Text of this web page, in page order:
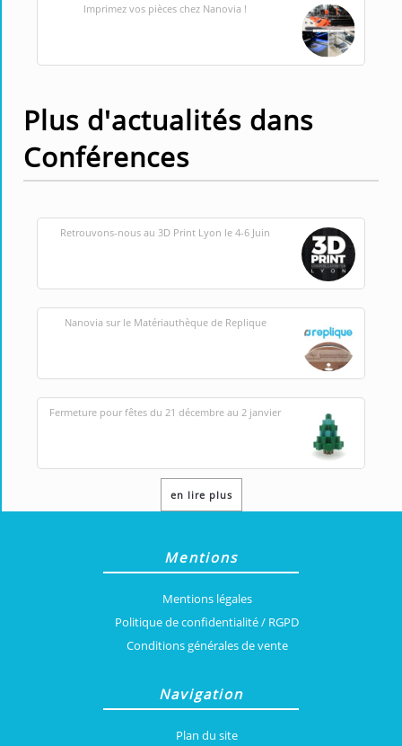
Imprimez vos pièces chez Nanovia !
Plus d'actualités dans
Conférences
Retrouvons-nous au 3D Print Lyon le 4-6 Juin
Nanovia sur le Matériauthèque de Replique
Fermeture pour fêtes du 21 décembre au 2 janvier
en lire plus
Mentions
Mentions légales
Politique de confidentialité / RGPD
Conditions générales de vente
Navigation
Plan du site